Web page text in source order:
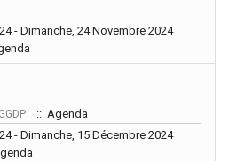
- Dimanche, 24 Novembre 2024
:: Agenda
- Dimanche, 15 Décembre 2024